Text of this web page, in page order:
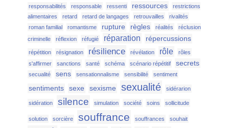
responsabilités responsable ressenti ressources
restrictions
alimentaires
retard retard de langages retrouvailles
rivalités
roman familial
romantisme rupture règles réalités
réclusion
criminelle
réflexion réfugié réparation répercussions
répétition résignation résilience révélation rôle
rôles
s'affirmer
sanctions santé schéma scénario répétitif secrets
secualité sens sensationnalisme sensibilité sentiment
sentiments sexe sexisme sexualité sidérarion
sidération silence simulation société soins sollicitude
solution sorcière souffrance souffrances souhait